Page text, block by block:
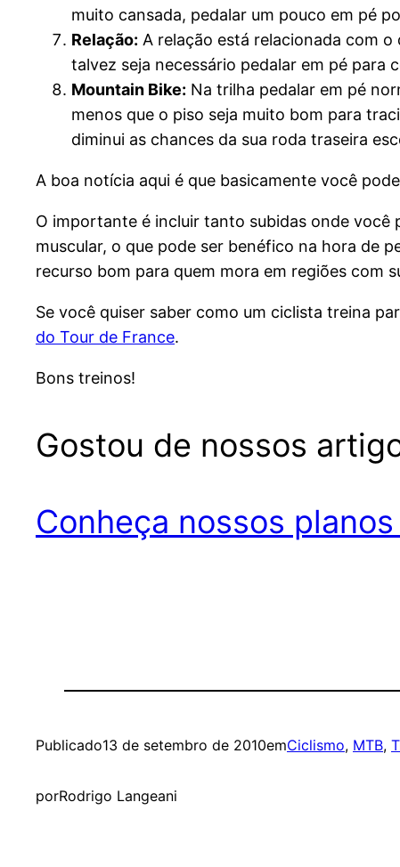
muito cansada, pedalar um pouco em pé
Relação: A relação está relacionada com
talvez seja necessário pedalar em pé para
Mountain Bike: Na trilha pedalar em pé
menos que o piso seja muito bom para
diminui as chances da sua roda traseira
A boa notícia aqui é que basicamente você
O importante é incluir tanto subidas onde você
muscular, o que pode ser benéfico na hora de
recurso bom para quem mora em regiões com
Se você quiser saber como um ciclista treina
do Tour de France.
Bons treinos!
Gostou de nossos
Conheça nossos
Publicado13 de setembro de 2010emCiclismo, MTB,
porRodrigo Langeani